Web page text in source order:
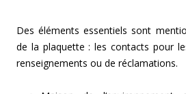
Des éléments essentiels sont
de la plaquette : les contacts pour
renseignements ou de réclamations.